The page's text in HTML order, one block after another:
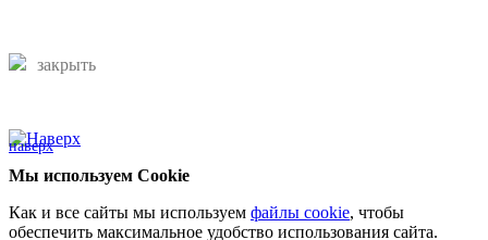
закрыть
наверх
Мы используем Cookie
Как и все сайты мы используем файлы cookie, чтобы
обеспечить максимальное удобство использования сайта.